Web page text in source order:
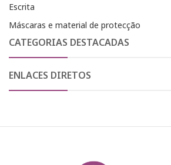
Escrita
Máscaras e material de protecção
CATEGORIAS DESTACADAS
ENLACES DIRETOS